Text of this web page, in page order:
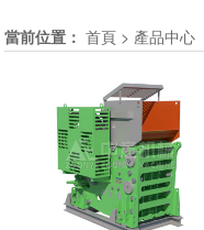
當前位置： 首頁 > 產品中心